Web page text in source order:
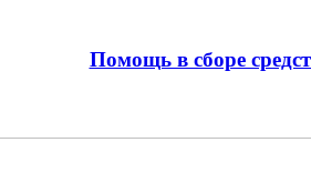
Помощь в сборе